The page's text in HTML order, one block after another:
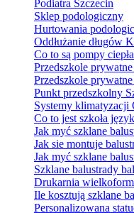
Podiatra Szczecin
Sklep podologiczny
Hurtowania
Oddłużanie długów
Co to są pompy
Przedszkole
Przedszkole
Punkt przedszkolny
Systemy klimatyzacji
Co to jest szkoła
Jak myć szklane
Jak sie montuje
Jak myć szklane
Szklane balustrady
Drukarnia
Ile kosztują szklane
Personalizowana